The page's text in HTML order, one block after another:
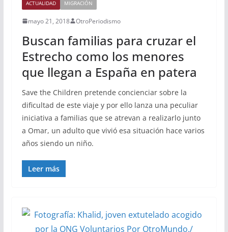
ACTUALIDAD MIGRACIÓN
mayo 21, 2018 OtroPeriodismo
Buscan familias para cruzar el
Estrecho como los menores
que llegan a España en patera
Save the Children pretende concienciar sobre la
dificultad de este viaje y por ello lanza una peculiar
iniciativa a familias que se atrevan a realizarlo junto
a Omar, un adulto que vivió esa situación hace varios
años siendo un niño.
Leer más